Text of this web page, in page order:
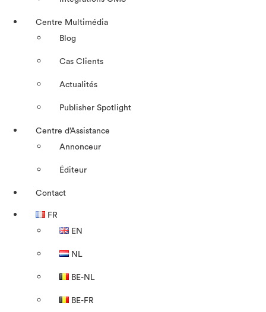
Centre Multimédia
Blog
Cas Clients
Actualités
Publisher Spotlight
Centre d’Assistance
Annonceur
Éditeur
Contact
FR
EN
NL
BE-NL
BE-FR